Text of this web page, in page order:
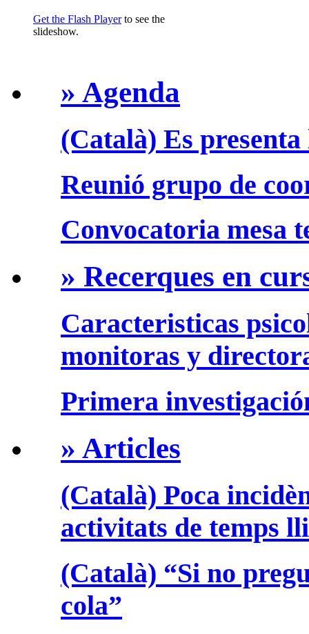
Get the Flash Playerto see the
slideshow.
» Agenda
(Català) Es
Reunió grupo de
Convocatoria mesa
» Recerques en
Caracteristicas
monitoras y
Primera
» Articles
(Català) Poca
activitats de temps
(Català) “Si no
cola”